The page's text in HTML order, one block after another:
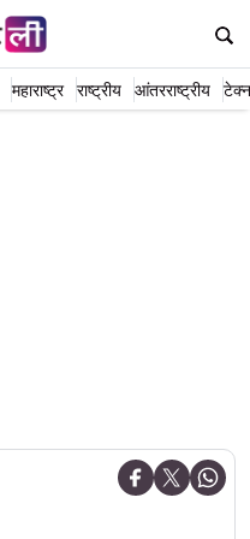
महाराष्ट्र राष्ट्रीय आंतरराष्ट्रीय